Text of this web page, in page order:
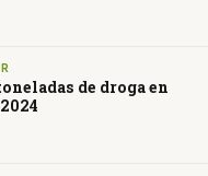
de droga en